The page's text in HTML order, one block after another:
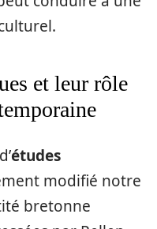
et leur rôle
études
modifié notre
bretonne